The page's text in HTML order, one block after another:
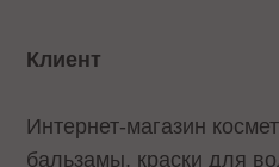
Клиент
Интернет-магазин
бальзамы, краски для